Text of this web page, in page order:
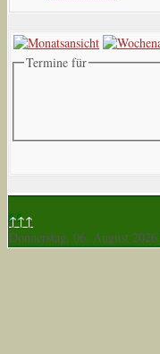
Termine für
↑↑↑
Donnerstag, 06. August 2026